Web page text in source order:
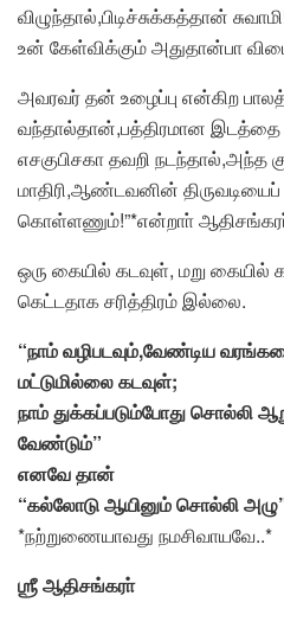
விழுந்தால்,பிடிச்சுக்கத்தான்
உன் கேள்விக்கும் அதுதான்பா
அவரவர் தன் உழைப்பு என்கிற
வந்தால்தான்,பத்திரமான இடத்தை
எசகுபிசகா தவறி நடந்தால்,அந்த
மாதிரி,ஆண்டவனின் திருவடியைப்
கொள்ளணும்!”*என்றாா்
ஒரு கையில் கடவுள், மறு கையில்
கெட்டதாக சரித்திரம் இல்லை.
“நாம் வழிபடவும்,வேண்டிய
மட்டுமில்லை கடவுள்;
நாம் துக்கப்படும்போது சொல்லி
வேண்டும்”
எனவே தான்
“கல்லோடு ஆயினும் சொல்லி
*நற்றுணையாவது நமசிவாயவே..*
ஶ்ரீஆதிசங்கரா்